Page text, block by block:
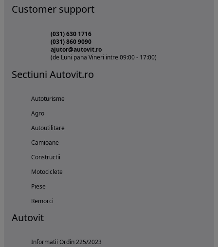
Customer support
(031) 630 1716
(031) 860 9090
ajutor@autovit.ro
(de Luni pana Vineri intre 09:00 - 17:00)
Sectiuni Autovit.ro
Autoturisme
Agro
Autoutilitare
Camioane
Constructii
Motociclete
Piese
Remorci
Autovit
Informatii Ordin 225/2023